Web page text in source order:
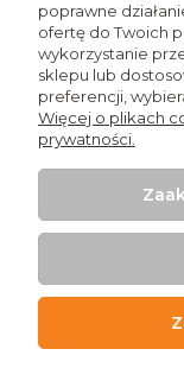
Wiedza
Zakupy
Moje konto
poprawne
ofertę do Twoich
wykorzystanie
sklepu lub
preferencji,
Więcej o plikach
prywatności.